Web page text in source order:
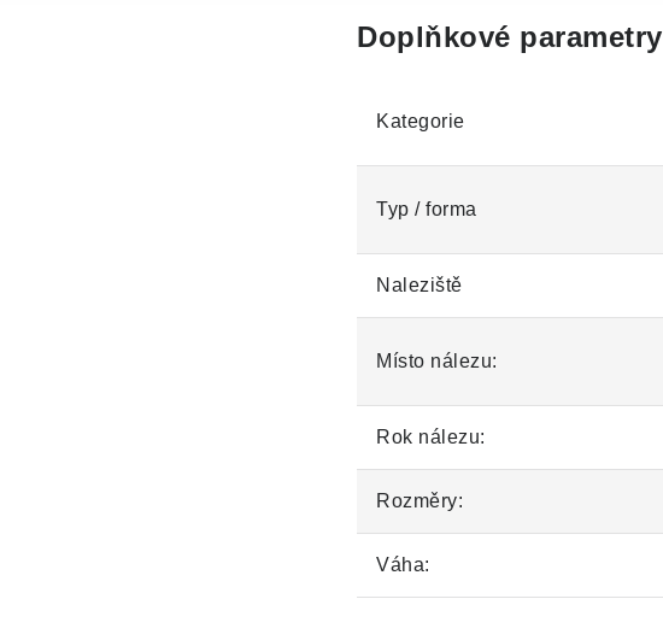
Doplňkové parametry
Kategorie
Typ / forma
Naleziště
Místo nálezu:
Rok nálezu:
Rozměry:
Váha: